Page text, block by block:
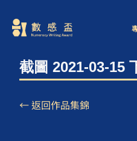
截圖 2021-03-15
← 返回作品集錦